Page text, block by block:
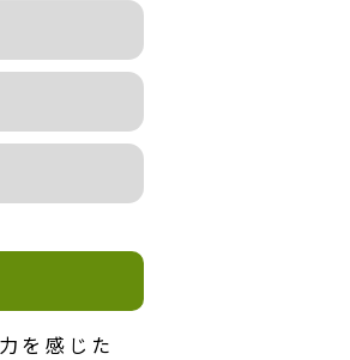
を感じた